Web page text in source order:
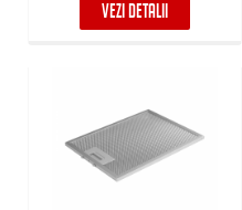
VEZI DETALII